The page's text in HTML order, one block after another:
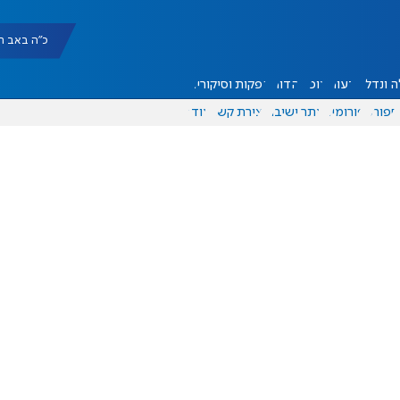
כ"ה באב תשפ"ו
ונדל"ן דעות אוכל יהדות הפקות וסיקורים
ספורט פורומים אתר ישיבה יצירת קשר עוד